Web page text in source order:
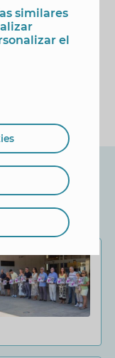
349008651
similares
el